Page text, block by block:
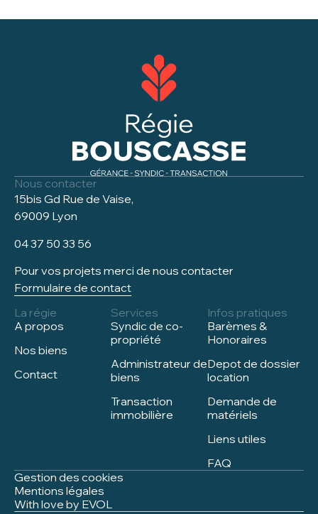
Nous contacter
15bis Gd Rue de Vaise,
69009 Lyon
04 37 50 33 56
Pour vos projets merci de nous contacter
Formulaire de contact
La régie
A propos
Nos biens
Contact
Services
Syndic de co-
propriété
Administrateur de
biens
Transaction
immobilière
Infos pratiques
Barèmes &
Honoraires
Depot de dossier
location
Demande de
matériels
Liens utiles
FAQ
Gestion des cookies
Mentions légales
With love by EVOL